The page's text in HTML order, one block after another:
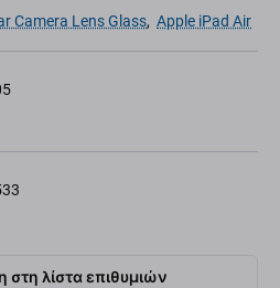
Camera Lens Glass, Apple iPad Air
στη λίστα επιθυμιών